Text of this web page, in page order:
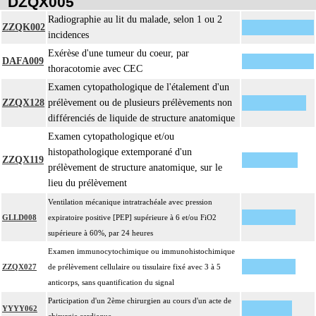
fixation, l'inclusion, la préparation microscopique avec une coloration standard
à base d'hémalun ou d'hématoxyline-éosine ou de phloxine avec ou sans safran,
stades de réalisation, le compte rendu, le codage
Avec ou sans : coloration spéciale
empreinte par apposition cellulaire
écrasis cellulaire
4.1.10
La pièce d'exérèse pour examen anatomopathologique à visée carcinologique
inclut :
les structures anatomiques ayant un rapport de continuité ou de contiguïté
[organes de voisinage] quel qu'en soit le nombre
les éventuelles recoupes
les noeuds [ganglions] lymphatiques ou groupes lymphonodaux
ZZQK002
Radiographie au lit du malade, selon 1 ou 2
incidences
DAFA009
Exérèse d'une tumeur du coeur, par
thoracotomie avec CEC
ZZQX128
Examen cytopathologique de l'étalement d'un
prélèvement ou de plusieurs prélèvements non
différenciés de liquide de structure anatomique
ZZQX119
Examen cytopathologique et/ou
histopathologique extemporané d'un
prélèvement de structure anatomique, sur le
lieu du prélèvement
GLLD008
Ventilation mécanique intratrachéale avec pression
expiratoire positive [PEP] supérieure à 6 et/ou FiO2
supérieure à 60%, par 24 heures
ZZQX027
Examen immunocytochimique ou immunohistochimique
de prélèvement cellulaire ou tissulaire fixé avec 3 à 5
anticorps, sans quantification du signal
YYYY062
Participation d'un 2ème chirurgien au cours d'un acte de